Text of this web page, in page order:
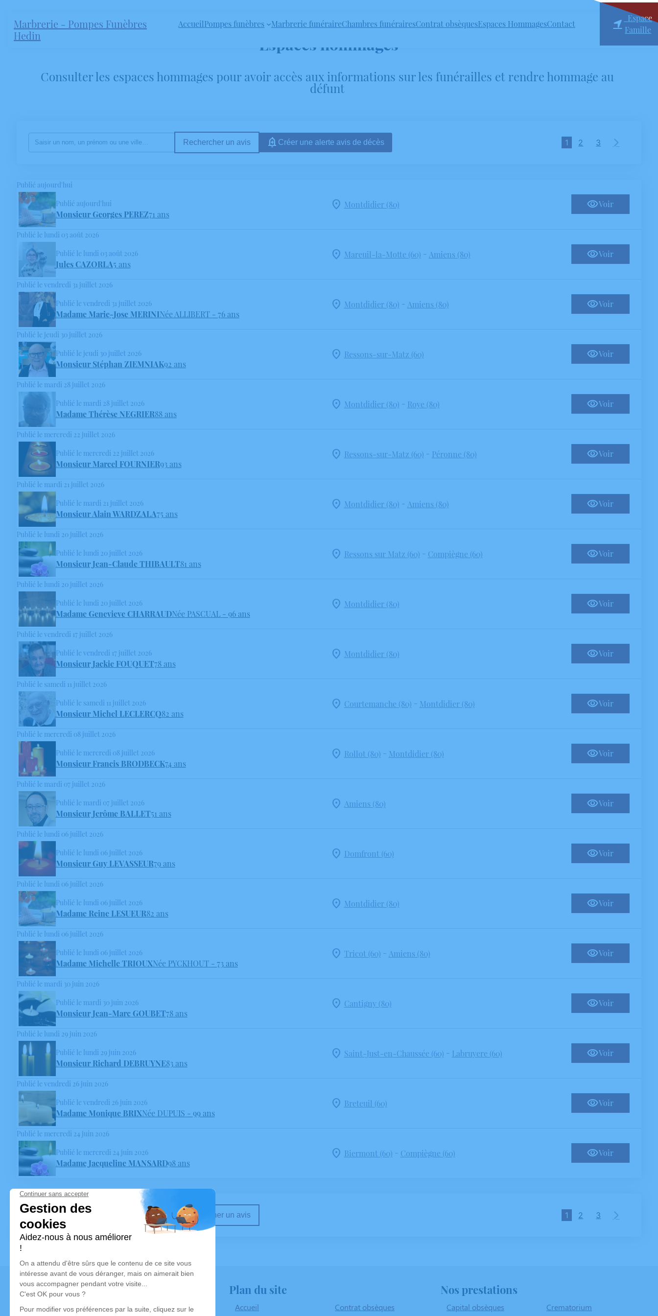
Marbrerie - Pompes Funèbres
Hedin
AccueilPompes funèbres Marbrerie funéraireChambres funérairesContrat obsèquesEspaces HommagesContact
Espace
Famille
Espaces hommages
Consulter les espaces hommages pour avoir accès aux informations sur les funérailles et rendre hommage au
défunt
Rechercher un avis Créer une alerte avis de décès 1 2 3
Publié aujourd'hui
Publié aujourd'hui
Monsieur Georges PEREZ71 ans
Montdidier (80) Voir
Publié le lundi 03 août 2026
Publié le lundi 03 août 2026
Jules CAZORLA5 ans
Mareuil-la-Motte (60) - Amiens (80) Voir
Publié le vendredi 31 juillet 2026
Publié le vendredi 31 juillet 2026
Madame Marie-Jose MERININée ALLIBERT - 76 ans
Montdidier (80) - Amiens (80) Voir
Publié le jeudi 30 juillet 2026
Publié le jeudi 30 juillet 2026
Monsieur Stéphan ZIEMNIAK92 ans
Ressons-sur-Matz (60) Voir
Publié le mardi 28 juillet 2026
Publié le mardi 28 juillet 2026
Madame Thérèse NEGRIER88 ans
Montdidier (80) - Roye (80) Voir
Publié le mercredi 22 juillet 2026
Publié le mercredi 22 juillet 2026
Monsieur Marcel FOURNIER93 ans
Ressons-sur-Matz (60) - Péronne (80) Voir
Publié le mardi 21 juillet 2026
Publié le mardi 21 juillet 2026
Monsieur Alain WARDZALA75 ans
Montdidier (80) - Amiens (80) Voir
Publié le lundi 20 juillet 2026
Publié le lundi 20 juillet 2026
Monsieur Jean-Claude THIBAULT81 ans
Ressons sur Matz (60) - Compiègne (60) Voir
Publié le lundi 20 juillet 2026
Publié le lundi 20 juillet 2026
Madame Genevieve CHARRAUDNée PASCUAL - 96 ans
Montdidier (80) Voir
Publié le vendredi 17 juillet 2026
Publié le vendredi 17 juillet 2026
Monsieur Jackie FOUQUET78 ans
Montdidier (80) Voir
Publié le samedi 11 juillet 2026
Publié le samedi 11 juillet 2026
Monsieur Michel LECLERCQ82 ans
Courtemanche (80) - Montdidier (80) Voir
Publié le mercredi 08 juillet 2026
Publié le mercredi 08 juillet 2026
Monsieur Francis BRODBECK74 ans
Rollot (80) - Montdidier (80) Voir
Publié le mardi 07 juillet 2026
Publié le mardi 07 juillet 2026
Monsieur Jerôme BALLET51 ans
Amiens (80) Voir
Publié le lundi 06 juillet 2026
Publié le lundi 06 juillet 2026
Monsieur Guy LEVASSEUR79 ans
Domfront (60) Voir
Publié le lundi 06 juillet 2026
Publié le lundi 06 juillet 2026
Madame Reine LESUEUR82 ans
Montdidier (80) Voir
Publié le lundi 06 juillet 2026
Publié le lundi 06 juillet 2026
Madame Michelle TRIOUXNée PYCKHOUT - 73 ans
Tricot (60) - Amiens (80) Voir
Publié le mardi 30 juin 2026
Publié le mardi 30 juin 2026
Monsieur Jean-Marc GOUBET78 ans
Cantigny (80) Voir
Publié le lundi 29 juin 2026
Publié le lundi 29 juin 2026
Monsieur Richard DEBRUYNE83 ans
Saint-Just-en-Chaussée (60) - Labruyere (60) Voir
Publié le vendredi 26 juin 2026
Publié le vendredi 26 juin 2026
Madame Monique BRIXNée DUPUIS - 99 ans
Breteuil (60) Voir
Publié le mercredi 24 juin 2026
Publié le mercredi 24 juin 2026
Madame Jacqueline MANSARD98 ans
Biermont (60) - Compiègne (60) Voir
Rechercher un avis 1 2 3
Contactez-nous
MARBRERIE - POMPES FUNÈBRES HEDIN
Plan du site
Accueil
Contrat obsèques
Nos prestations
Capital obsèques
Crematorium